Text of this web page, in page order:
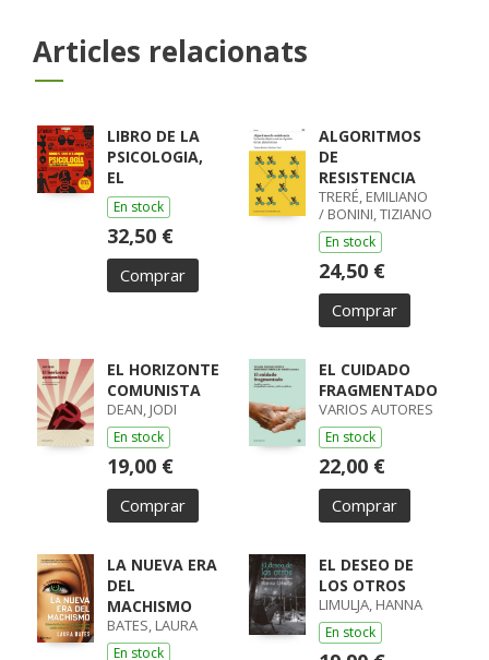
Articles relacionats
LIBRO DE LA
PSICOLOGIA,
EL
En stock
32,50 €
Comprar
ALGORITMOS
DE
RESISTENCIA
TRERÉ, EMILIANO
/ BONINI, TIZIANO
En stock
24,50 €
Comprar
EL HORIZONTE
COMUNISTA
DEAN, JODI
En stock
19,00 €
Comprar
EL CUIDADO
FRAGMENTADO
VARIOS AUTORES
En stock
22,00 €
Comprar
LA NUEVA ERA
DEL
MACHISMO
BATES, LAURA
En stock
EL DESEO DE
LOS OTROS
LIMULJA, HANNA
En stock